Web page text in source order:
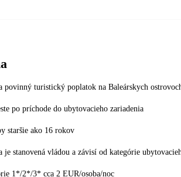
povinný turistický poplatok na Baleárskych
po príchode do ubytovacieho zariadenia
staršie ako 16 rokov
je stanovená vládou a závisí od kategórie
1*/2*/3* cca 2 EUR/osoba/noc